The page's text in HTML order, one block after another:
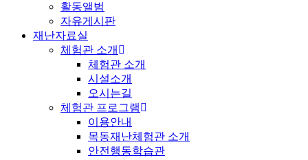
활동앨범
자유게시판
재난자료실
체험관 소개
체험관 소개
시설소개
오시는길
체험관 프로그램
이용안내
목동재난체험관 소개
안전행동학습관